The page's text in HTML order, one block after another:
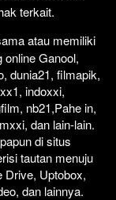
terkait.
atau memiliki
online Ganool,
dunia21, filmapik,
indoxxi,
nb21,Pahe in,
dan lain-lain.
di situs
tautan menuju
Drive, Uptobox,
dan lainnya.